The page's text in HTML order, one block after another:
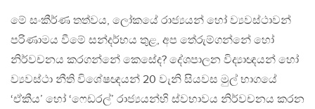
මේ සංකීර්ණ තත්වය, ලෝකයේ රාජ්‍යයන් හෝ ව්‍යවස්ථාවන්
පරිණාමය වීමේ සන්දර්භය තුළ, අප තේරුම්ගන්නේ හෝ
නිර්වචනය කරගන්නේ කෙසේද? දේශපාලන විද්‍යාඥයන් හෝ
ව්‍යවස්ථා නීති විශේෂඥයන් 20 වැනි සියවස මුල් භාගයේ
‘ඒකීය’ හෝ ‘ෆෙඩරල්’ රාජ්‍යයන්හි ස්වභාවය නිර්වචනය කරන